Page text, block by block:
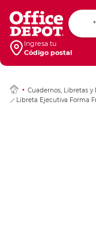
Ingresa tu
Código postal
Cuadernos, Libretas y
Libreta Ejecutiva Forma